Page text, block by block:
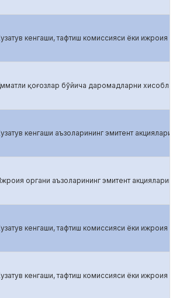
кенгаши, тафтиш комиссияси ёки ижроия
қоғозлар бўйича даромадларни хисоблаш
кенгаши аъзоларининг эмитент
органи аъзоларининг эмитент акцияларига
кенгаши, тафтиш комиссияси ёки ижроия
кенгаши, тафтиш комиссияси ёки ижроия